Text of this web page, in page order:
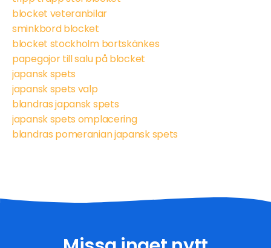
blocket veteranbilar
sminkbord blocket
blocket stockholm bortskänkes
papegojor till salu på blocket
japansk spets
japansk spets valp
blandras japansk spets
japansk spets omplacering
blandras pomeranian japansk spets